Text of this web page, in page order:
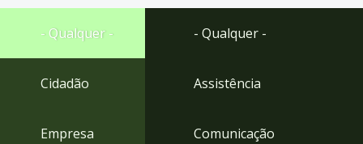
Ir
rodapé
- Qualquer -
Cidadão
Empresa
- Qualquer -
Assistência
Comunicação